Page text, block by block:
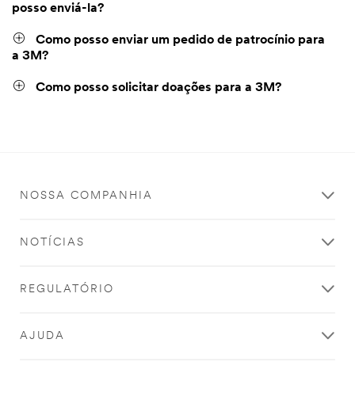
posso enviá-la?
Como posso enviar um pedido de patrocínio para
a 3M?
Como posso solicitar doações para a 3M?
NOSSA COMPANHIA
NOTÍCIAS
REGULATÓRIO
AJUDA